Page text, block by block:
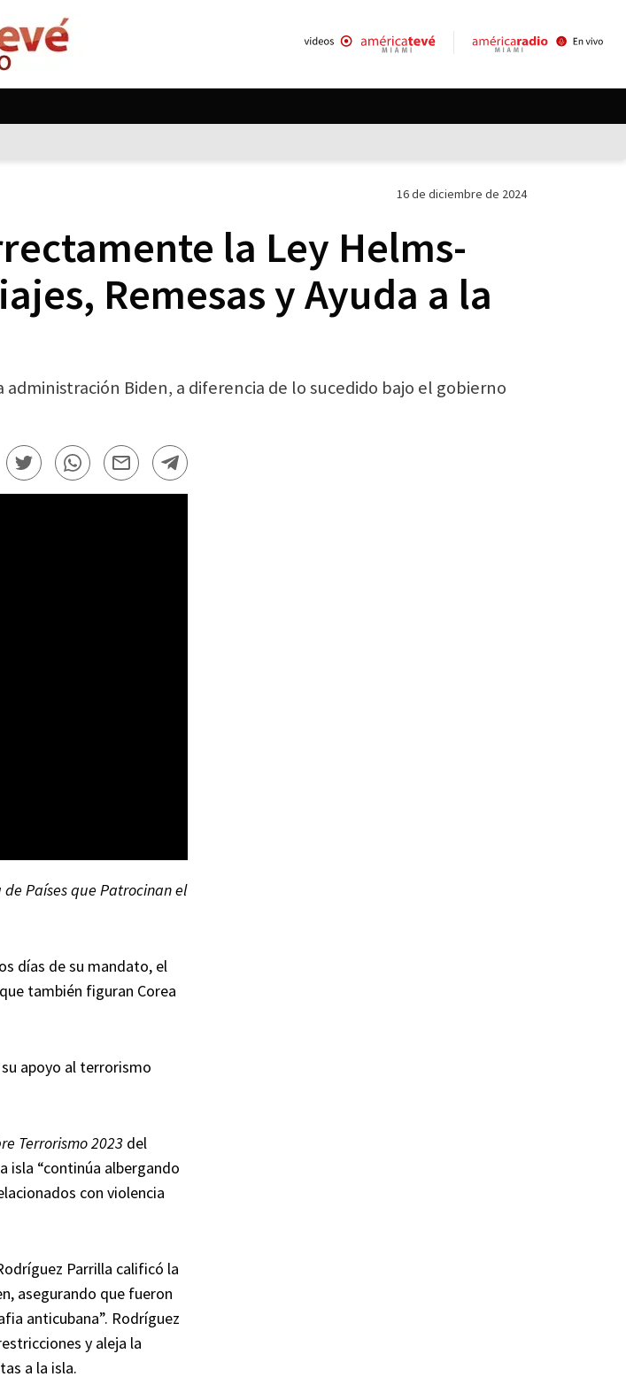
16 de diciembre de 2024
la Ley Helms-
Remesas y Ayuda a la
Biden, a diferencia de lo sucedido bajo el gobierno
de Países que Patrocinan el
días de su mandato, el
también figuran Corea
apoyo al terrorismo
Terrorismo 2023 del
isla “continúa albergando
con violencia
Parrilla calificó la
asegurando que fueron
anticubana”. Rodríguez
y aleja la
a la isla.